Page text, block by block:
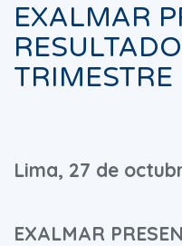
EXALMAR
Lima, 27 de
EXALMAR